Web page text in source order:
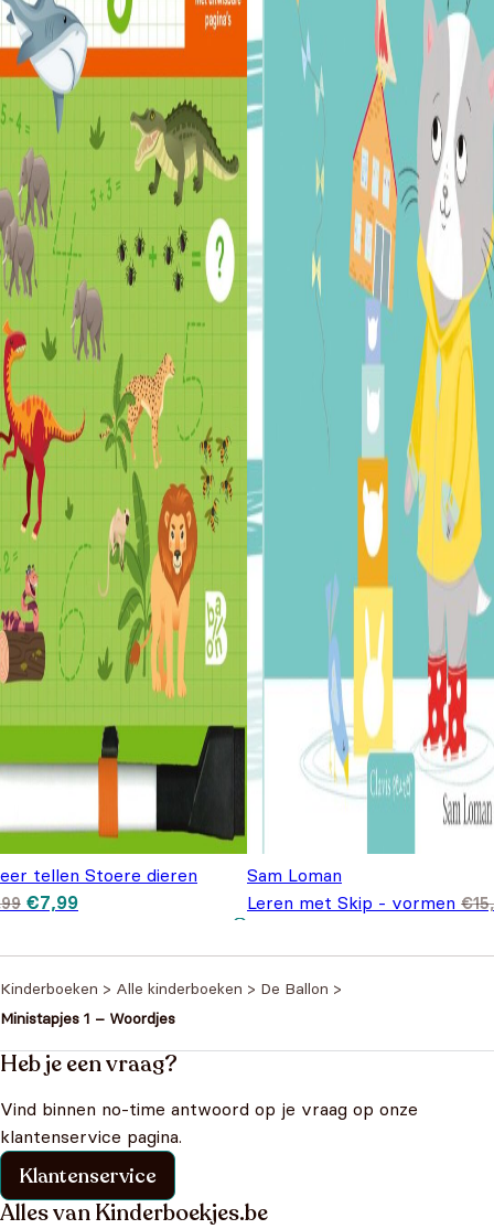
tellen Stoere dieren
Oorspronkelijke prijs
was: €8,99.
€7,99Huidige prijs is:
€7,99.
Sam Loman
Leren met Skip - vormen €
Kinderboeken > Alle kinderboeken > De Ballon >
Ministapjes 1 – Woordjes
Heb je een vraag?
Vind binnen no-time antwoord op je vraag op onze
klantenservice pagina.
Klantenservice
Alles van Kinderboekjes.be